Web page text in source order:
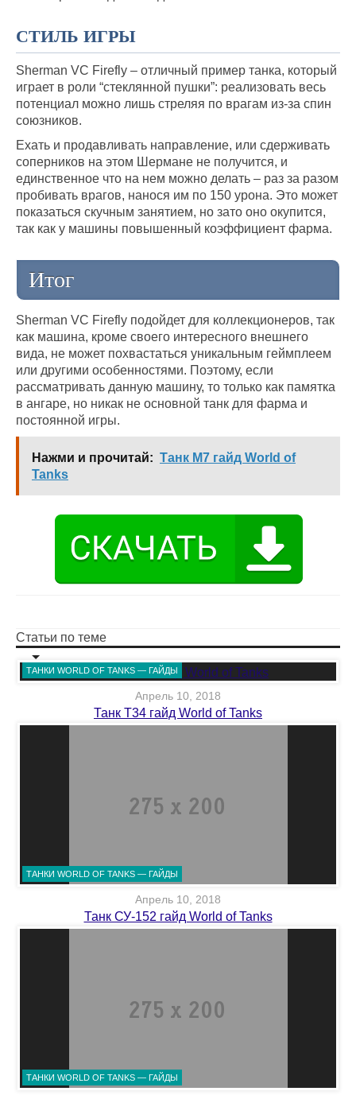
СТИЛЬ ИГРЫ
Sherman VC Firefly – отличный пример танка, который
играет в роли “стеклянной пушки”: реализовать весь
потенциал можно лишь стреляя по врагам из-за спин
союзников.
Ехать и продавливать направление, или сдерживать
соперников на этом Шермане не получится, и
единственное что на нем можно делать – раз за разом
пробивать врагов, нанося им по 150 урона. Это может
показаться скучным занятием, но зато оно окупится,
так как у машины повышенный коэффициент фарма.
Итог
Sherman VC Firefly подойдет для коллекционеров, так
как машина, кроме своего интересного внешнего
вида, не может похвастаться уникальным геймплеем
или другими особенностями. Поэтому, если
рассматривать данную машину, то только как памятка
в ангаре, но никак не основной танк для фарма и
постоянной игры.
Нажми и прочитай: Танк M7 гайд World of
Tanks
Статьи по теме
ТАНКИ WORLD OF TANKS — ГАЙДЫ
Апрель 10, 2018
Танк Т34 гайд World of Tanks
ТАНКИ WORLD OF TANKS — ГАЙДЫ
Апрель 10, 2018
Танк СУ-152 гайд World of Tanks
ТАНКИ WORLD OF TANKS — ГАЙДЫ